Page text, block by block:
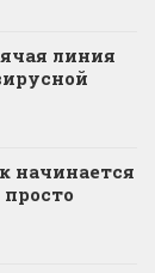
линия
начинается